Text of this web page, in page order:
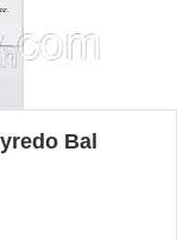
Bal